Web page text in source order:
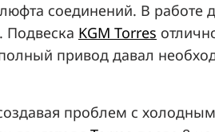
соединений. В работе
Подвеска KGM Torres
привод давал